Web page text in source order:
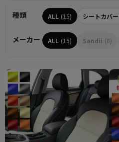
種類 ALL (15) シートカバー
メーカー ALL (15) Sandii (0)